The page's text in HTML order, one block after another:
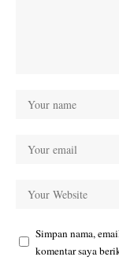
Simpan nama,
komentar saya